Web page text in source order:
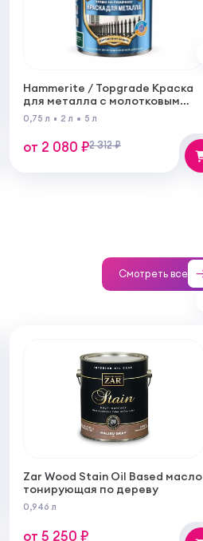
Hammerite / Topgrade Краска
для металла с молотковым
эффектом
0,75 л 2 л 5 л
от 2 080 ₽2 312 ₽
Смотреть все
Zar Wood Stain Oil Based масло
тонирующая по дереву
0,946 л
от 5 250 ₽